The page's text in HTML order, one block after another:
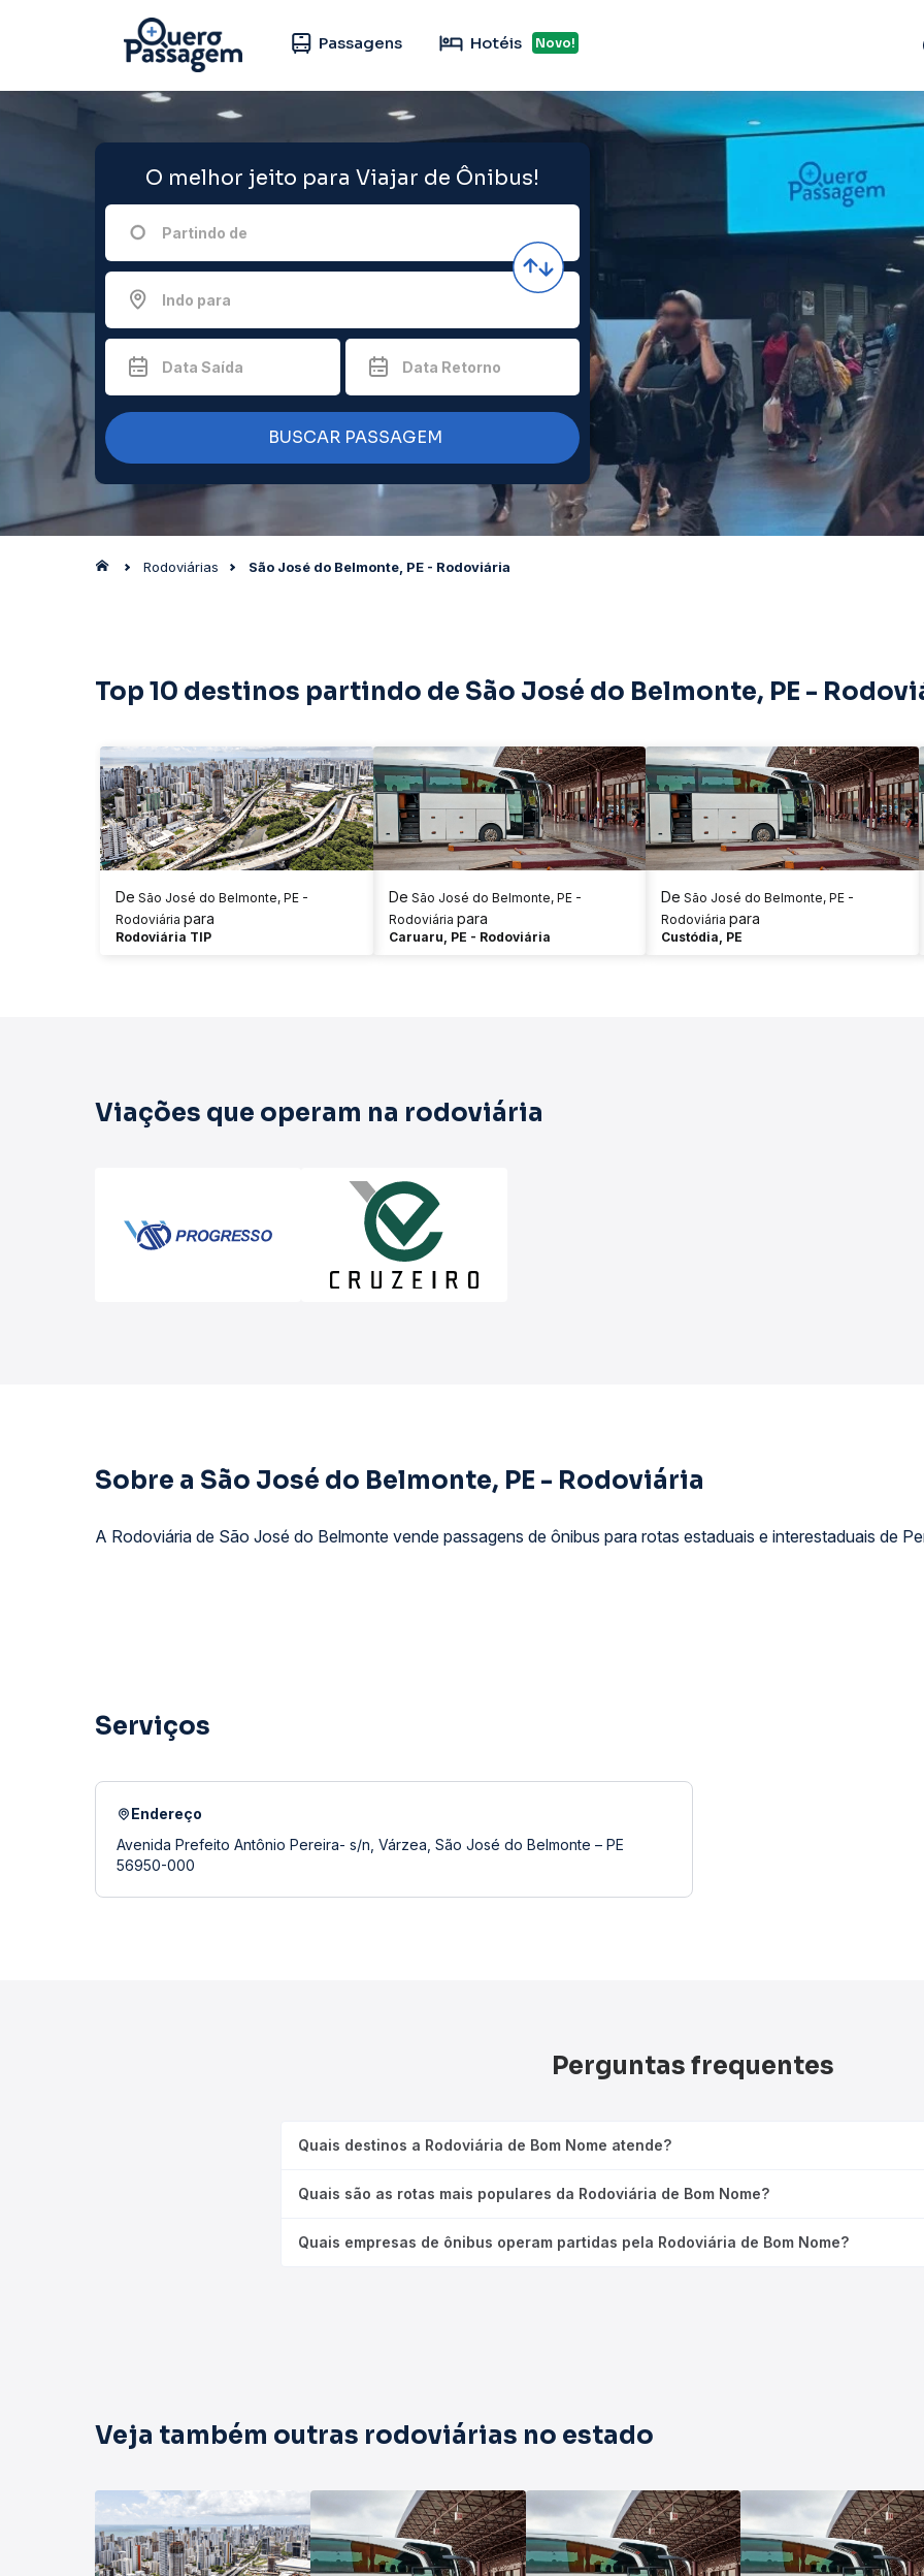
Passagens Hotéis Novo!
O melhor jeito para Viajar de Ônibus!
Partindo de
Indo para
Data Saída Data Retorno
BUSCAR PASSAGEM
Rodoviárias São José do Belmonte, PE - Rodoviária
Top 10 destinos partindo de São José do Belmonte, PE -
De São José do Belmonte, PE -
Rodoviária para
Rodoviária TIP
De São José do Belmonte, PE -
Rodoviária para
Caruaru, PE - Rodoviária
De São José do Belmonte, PE -
Rodoviária para
Custódia, PE
Viações que operam na rodoviária
Sobre a São José do Belmonte, PE - Rodoviária
A Rodoviária de São José do Belmonte vende passagens de ônibus para rotas estaduais e interestaduais de
Serviços
Endereço
Avenida Prefeito Antônio Pereira- s/n, Várzea, São José do Belmonte – PE
56950-000
Perguntas frequentes
Quais destinos a Rodoviária de Bom Nome atende?
Quais são as rotas mais populares da Rodoviária de Bom Nome?
Quais empresas de ônibus operam partidas pela Rodoviária de Bom Nome?
Veja também outras rodoviárias no estado